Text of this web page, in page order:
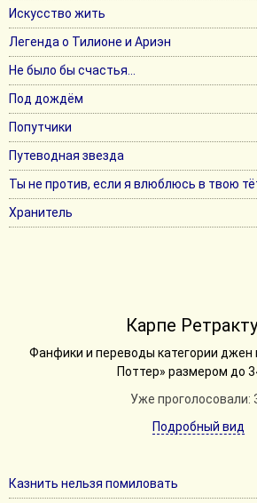
Искусство жить
Легенда о Тилионе и Ариэн
Не было бы счастья...
Под дождём
Попутчики
Путеводная звезда
Ты не против, если я влюблюсь в твою
Хранитель
Карпе
Фанфики и переводы категории джен
Поттер» размером до
Уже проголосовали:
Подробный вид
Казнить нельзя помиловать